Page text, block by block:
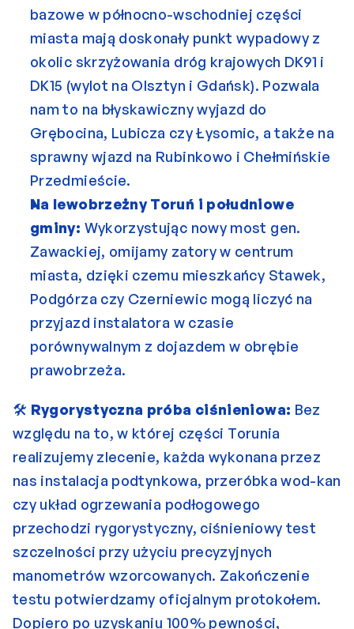
bazowe w północno-wschodniej części
miasta mają doskonały punkt wypadowy z
okolic skrzyżowania dróg krajowych DK91 i
DK15 (wylot na Olsztyn i Gdańsk). Pozwala
nam to na błyskawiczny wyjazd do
Grębocina, Lubicza czy Łysomic, a także na
sprawny wjazd na Rubinkowo i Chełmińskie
Przedmieście.
Na lewobrzeżny Toruń i południowe
gminy: Wykorzystując nowy most gen.
Zawackiej, omijamy zatory w centrum
miasta, dzięki czemu mieszkańcy Stawek,
Podgórza czy Czerniewic mogą liczyć na
przyjazd instalatora w czasie
porównywalnym z dojazdem w obrębie
prawobrzeża.
🛠️ Rygorystyczna próba ciśnieniowa: Bez
względu na to, w której części Torunia
realizujemy zlecenie, każda wykonana przez
nas instalacja podtynkowa, przeróbka wod-kan
czy układ ogrzewania podłogowego
przechodzi rygorystyczny, ciśnieniowy test
szczelności przy użyciu precyzyjnych
manometrów wzorcowanych. Zakończenie
testu potwierdzamy oficjalnym protokołem.
Dopiero po uzyskaniu 100% pewności,